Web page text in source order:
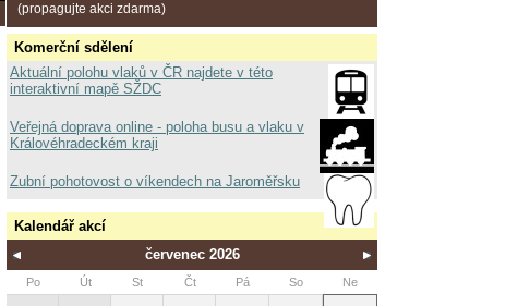
(propagujte akci zdarma)
Komerční sdělení
Aktuální polohu vlaků v ČR najdete v této
interaktivní mapě SŽDC
Veřejná doprava online - poloha busu a vlaku v
Královéhradeckém kraji
Zubní pohotovost o víkendech na Jaroměřsku
Kalendář akcí
červenec 2026
Po Út St Čt Pá So Ne